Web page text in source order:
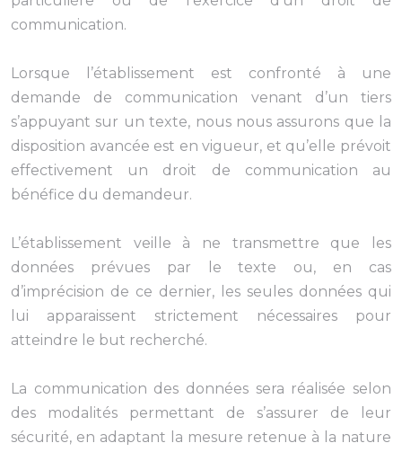
communication.
Lorsque l’établissement est confronté à une
demande de communication venant d’un tiers
s’appuyant sur un texte, nous nous assurons que la
disposition avancée est en vigueur, et qu’elle prévoit
effectivement un droit de communication au
bénéfice du demandeur.
L’établissement veille à ne transmettre que les
données prévues par le texte ou, en cas
d’imprécision de ce dernier, les seules données qui
lui apparaissent strictement nécessaires pour
atteindre le but recherché.
La communication des données sera réalisée selon
des modalités permettant de s’assurer de leur
sécurité, en adaptant la mesure retenue à la nature